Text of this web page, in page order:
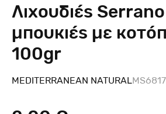
Λιχουδιές
μπουκιές με
100gr
MEDITERRANEAN NATURAL